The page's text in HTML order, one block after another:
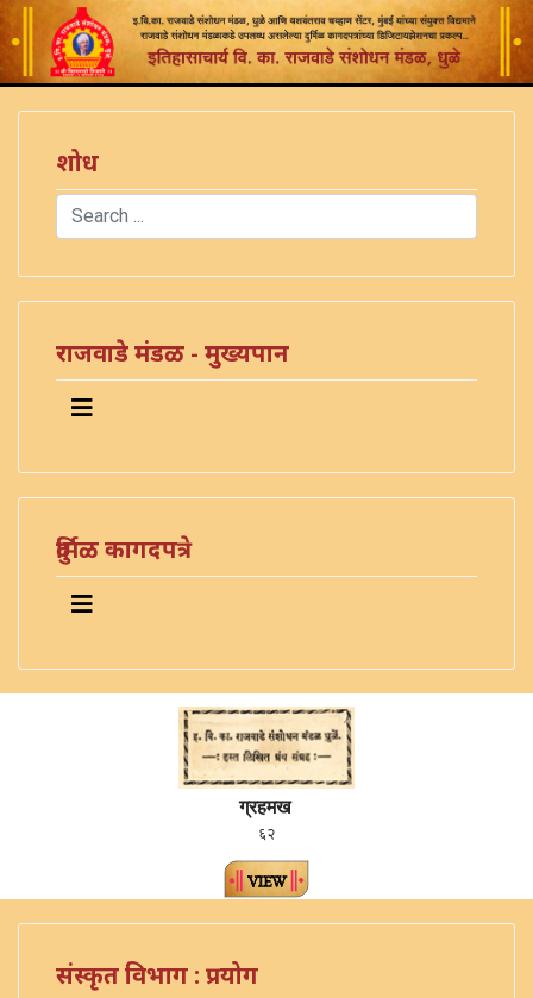
शोध
Search
राजवाडे मंडळ - मुख्यपान
दुर्मिळ कागदपत्रे
ग्रहमख
६२
संस्कृत विभाग : प्रयोग